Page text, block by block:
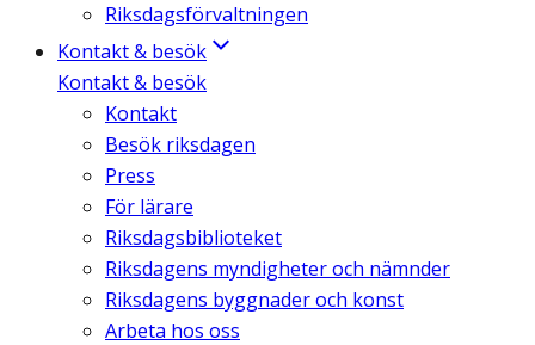
Riksdagsförvaltningen
Kontakt & besök
Kontakt & besök
Kontakt
Besök riksdagen
Press
För lärare
Riksdagsbiblioteket
Riksdagens myndigheter och nämnder
Riksdagens byggnader och konst
Arbeta hos oss